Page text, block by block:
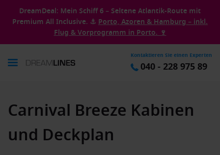
DreamDeal: Mein Schiff 6 – Seltene Atlantik-Route mit
Premium All Inclusive. ⚓ Porto, Azoren & Hamburg – inkl.
Flug & Vorprogramm in Porto. 🍷
Kontaktieren Sie einen Experten
040 - 228 975 89
Carnival Breeze Kabinen
und Deckplan